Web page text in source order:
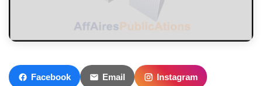
Facebook Email Instagram